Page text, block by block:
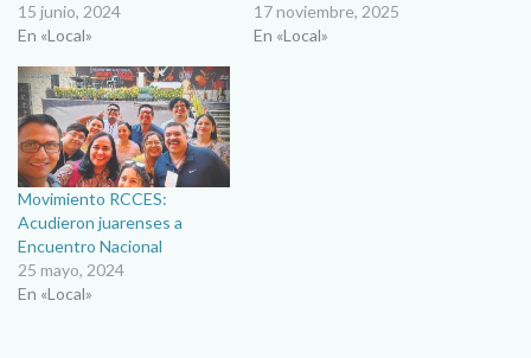
15 junio, 2024
En «Local»
17 noviembre, 2025
En «Local»
Movimiento RCCES:
Acudieron juarenses a
Encuentro Nacional
25 mayo, 2024
En «Local»